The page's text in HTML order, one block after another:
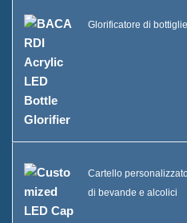
Glorificatore di
Cartello
di bevande e alcolici